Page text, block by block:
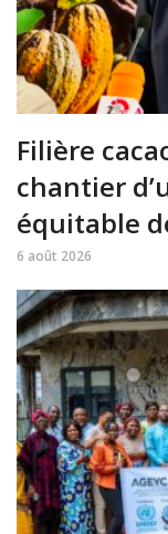
Filière
chantier
équitable
6 août 2026